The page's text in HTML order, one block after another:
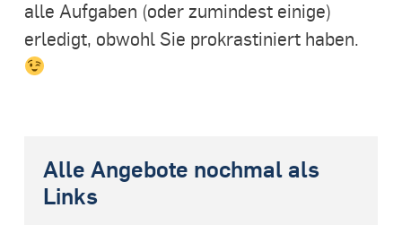
alle Aufgaben (oder zumindest einige)
erledigt, obwohl Sie prokrastiniert haben.
Alle Angebote nochmal als
Links